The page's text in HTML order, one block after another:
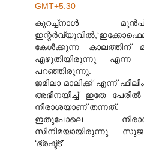
GMT+5:30
കുറച്ച്നാൾ
കേൾക്കുന്ന
എഴുതിയിരുന്നു
പറഞ്ഞിരുന്നു.
ജമിലാ മാലിക്ക് എന്ന്
അഭിനയിച്ച് ഇതേ
നിരാശയാണ് തന്നത്.
ഇതുപോലെ
സിനിമയായിരുന്നു
‘ഭ്രഷ്ട്ട്’